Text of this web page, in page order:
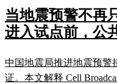
当地震预警不再
进入试点前，公
中国地震局推进地震预警
证。本文解释 Cell